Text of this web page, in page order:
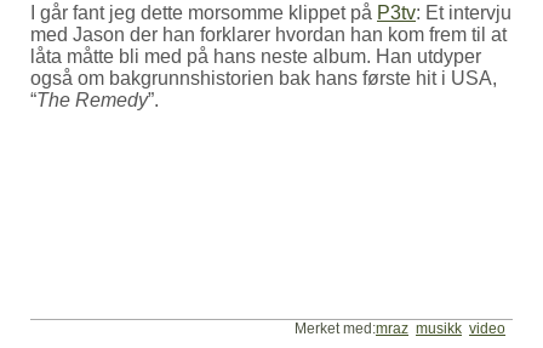
I går fant jeg dette morsomme klippet på P3tv: Et intervju
med Jason der han forklarer hvordan han kom frem til at
låta måtte bli med på hans neste album. Han utdyper
også om bakgrunnshistorien bak hans første hit i USA,
“The Remedy”.
Merket med:mraz musikk video